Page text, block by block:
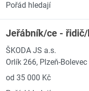
Pořád hledají
Jeřábník/ce -
ŠKODA JS a.s.
Orlík 266, Plzeň-Bolevec
od 35 000 Kč